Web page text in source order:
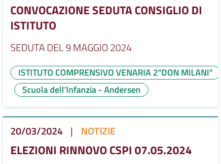
CONVOCAZIONE SEDUTA CONSIGLIO DI
ISTITUTO
SEDUTA DEL 9 MAGGIO 2024
ISTITUTO COMPRENSIVO VENARIA 2"DON MILANI"
Scuola dell’Infanzia - Andersen
20/03/2024 | NOTIZIE
ELEZIONI RINNOVO CSPI 07.05.2024